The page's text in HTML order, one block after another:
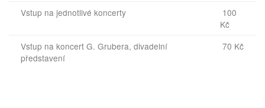
Vstup na jednotlivé koncerty
100
Kč
Vstup na koncert G. Grubera, divadelní
představení
70 Kč